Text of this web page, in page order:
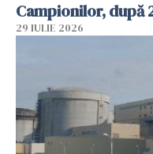
Campionilor, după
29 IULIE 2026